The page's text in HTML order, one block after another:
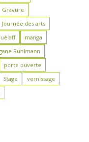
Gravure
Journée des arts
manga
Ruhlmann
porte ouverte
Stage
vernissage